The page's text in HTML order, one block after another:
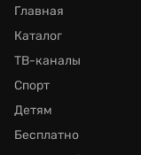
Главная
Каталог
ТВ-каналы
Спорт
Детям
Бесплатно